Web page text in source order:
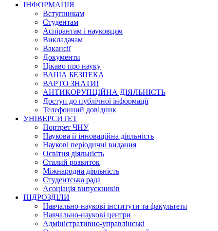
ІНФОРМАЦІЯ
Вступникам
Студентам
Аспірантам і науковцям
Викладачам
Вакансії
Документи
Цікаво про науку
ВАША БЕЗПЕКА
ВАРТО ЗНАТИ!
АНТИКОРУПЦІЙНА ДІЯЛЬНІСТЬ
Доступ до публічної інформації
Телефонний довідник
УНІВЕРСИТЕТ
Портрет ЧНУ
Наукова й інноваційна діяльність
Наукові періодичні видання
Освітня діяльність
Сталий розвиток
Міжнародна діяльність
Студентська рада
Асоціація випускників
ПІДРОЗДІЛИ
Навчально-наукові інститути та факультети
Навчально-наукові центри
Адміністративно-управлінські